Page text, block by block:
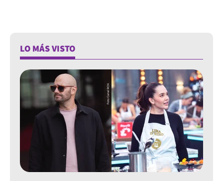
LO MÁS VISTO